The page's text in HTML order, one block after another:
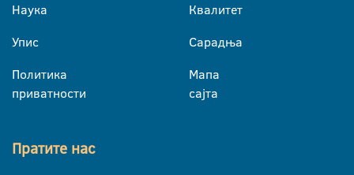
Наука
Упис
Политика
приватности
Квалитет
Сарадња
Мапа
сајта
Пратите нас